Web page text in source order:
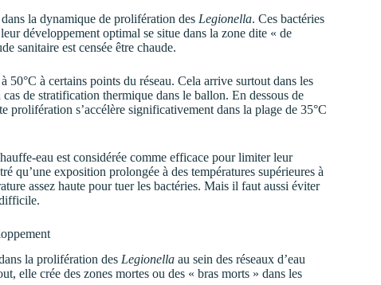
la dynamique de prolifération des Legionella. Ces bactéries
développement optimal se situe dans la zone dite « de
sanitaire est censée être chaude.
50°C à certains points du réseau. Cela arrive surtout dans les
de stratification thermique dans le ballon. En dessous de
prolifération s’accélère significativement dans la plage de 35°C
eau est considérée comme efficace pour limiter leur
qu’une exposition prolongée à des températures supérieures à
assez haute pour tuer les bactéries. Mais il faut aussi éviter
la prolifération des Legionella au sein des réseaux d’eau
elle crée des zones mortes ou des « bras morts » dans les